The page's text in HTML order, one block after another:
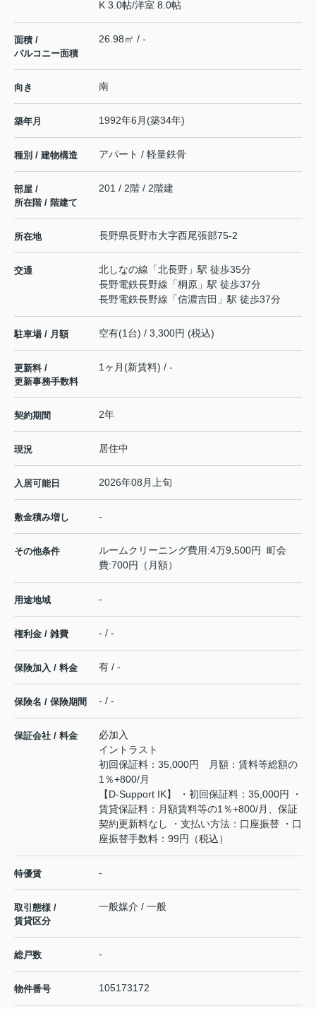
K 3.0帖/洋室 8.0帖
面積 /
バルコニー面積
26.98㎡ / -
向き 南
築年月 1992年6月(築34年)
種別 / 建物構造 アパート / 軽量鉄骨
部屋 /
所在階 / 階建て
201 / 2階 / 2階建
所在地 長野県長野市大字西尾張部75-2
交通 北しなの線 「北長野 」駅 徒歩35分
長野電鉄長野線 「桐原 」駅 徒歩37分
長野電鉄長野線 「信濃吉田 」駅 徒歩37分
駐車場 / 月額 空有(1台) / 3,300円 (税込)
更新料 /
更新事務手数料
1ヶ月(新賃料) / -
契約期間 2年
現況 居住中
入居可能日 2026年08月上旬
敷金積み増し -
その他条件
ルームクリーニング費用:4万9,500円 町会
費:700円（月額）
用途地域 -
権利金 / 雑費 - / -
保険加入 / 料金 有 / -
保険名 / 保険期間 - / -
保証会社 / 料金
必加入
イントラスト
初回保証料：35,000円 月額：賃料等総額の
1％+800/月
【D-Support IK】 ・初回保証料：35,000円 ・
賃貸保証料：月額賃料等の1％+800/月、保証
契約更新料なし ・支払い方法：口座振替 ・口
座振替手数料：99円（税込）
特優賃 -
取引態様 /
賃貸区分
一般媒介 / 一般
総戸数 -
物件番号 105173172